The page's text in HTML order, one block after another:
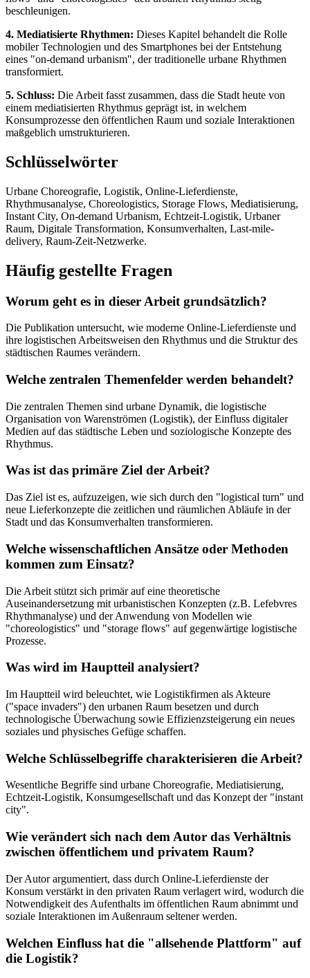
beschleunigen.
4. Mediatisierte Rhythmen: Dieses Kapitel behandelt die Rolle
mobiler Technologien und des Smartphones bei der Entstehung
eines "on-demand urbanism", der traditionelle urbane Rhythmen
transformiert.
5. Schluss: Die Arbeit fasst zusammen, dass die Stadt heute von
einem mediatisierten Rhythmus geprägt ist, in welchem
Konsumprozesse den öffentlichen Raum und soziale Interaktionen
maßgeblich umstrukturieren.
Schlüsselwörter
Urbane Choreografie, Logistik, Online-Lieferdienste,
Rhythmusanalyse, Choreologistics, Storage Flows, Mediatisierung,
Instant City, On-demand Urbanism, Echtzeit-Logistik, Urbaner
Raum, Digitale Transformation, Konsumverhalten, Last-mile-
delivery, Raum-Zeit-Netzwerke.
Häufig gestellte Fragen
Worum geht es in dieser Arbeit grundsätzlich?
Die Publikation untersucht, wie moderne Online-Lieferdienste und
ihre logistischen Arbeitsweisen den Rhythmus und die Struktur des
städtischen Raumes verändern.
Welche zentralen Themenfelder werden behandelt?
Die zentralen Themen sind urbane Dynamik, die logistische
Organisation von Warenströmen (Logistik), der Einfluss digitaler
Medien auf das städtische Leben und soziologische Konzepte des
Rhythmus.
Was ist das primäre Ziel der Arbeit?
Das Ziel ist es, aufzuzeigen, wie sich durch den "logistical turn" und
neue Lieferkonzepte die zeitlichen und räumlichen Abläufe in der
Stadt und das Konsumverhalten transformieren.
Welche wissenschaftlichen Ansätze oder Methoden
kommen zum Einsatz?
Die Arbeit stützt sich primär auf eine theoretische
Auseinandersetzung mit urbanistischen Konzepten (z.B. Lefebvres
Rhythmanalyse) und der Anwendung von Modellen wie
"choreologistics" und "storage flows" auf gegenwärtige logistische
Prozesse.
Was wird im Hauptteil analysiert?
Im Hauptteil wird beleuchtet, wie Logistikfirmen als Akteure
("space invaders") den urbanen Raum besetzen und durch
technologische Überwachung sowie Effizienzsteigerung ein neues
soziales und physisches Gefüge schaffen.
Welche Schlüsselbegriffe charakterisieren die Arbeit?
Wesentliche Begriffe sind urbane Choreografie, Mediatisierung,
Echtzeit-Logistik, Konsumgesellschaft und das Konzept der "instant
city".
Wie verändert sich nach dem Autor das Verhältnis
zwischen öffentlichem und privatem Raum?
Der Autor argumentiert, dass durch Online-Lieferdienste der
Konsum verstärkt in den privaten Raum verlagert wird, wodurch die
Notwendigkeit des Aufenthalts im öffentlichen Raum abnimmt und
soziale Interaktionen im Außenraum seltener werden.
Welchen Einfluss hat die "allsehende Plattform" auf
die Logistik?